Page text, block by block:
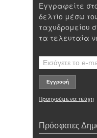
Εγγραφείτε
δελτίο μέσω
ταχυδρομείου
τα τελευταία
Προηγούμενα τεύχη
Πρόσφατες